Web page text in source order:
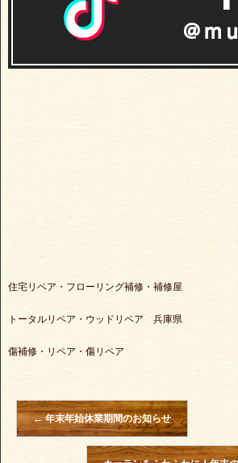
住宅リペア・フローリング補修・補修屋
トータルリペア・ウッドリペア 兵庫県
傷補修・リペア・傷リペア
←年末年始休業期間のお知らせ